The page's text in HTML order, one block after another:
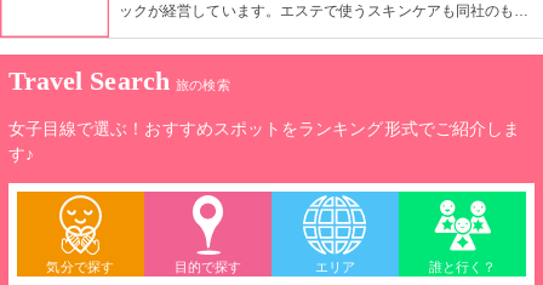
ックが経営しています。エステで使うスキンケアも同社のもの
す。
Travel Search 旅の検索
女子目線で選ぶ！おすすめスポットをランキング形式でご紹介しま
す♪
気分で探す 目的で探す エリア 誰と行く？